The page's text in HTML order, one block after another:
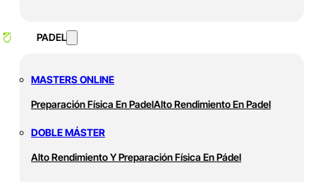
PADEL
MASTERS ONLINE
Preparación Física En PadelAlto Rendimiento En Padel
DOBLE MÁSTER
Alto Rendimiento Y Preparación Física En Pádel